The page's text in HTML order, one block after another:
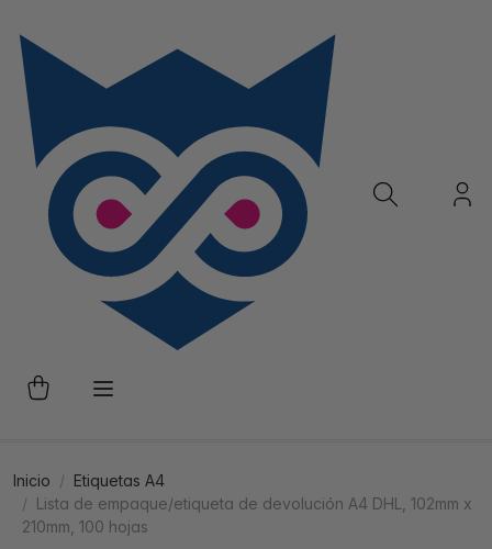
Inicio
Etiquetas A4
Lista de empaque/etiqueta de devolución A4 DHL, 102mm x
210mm, 100 hojas